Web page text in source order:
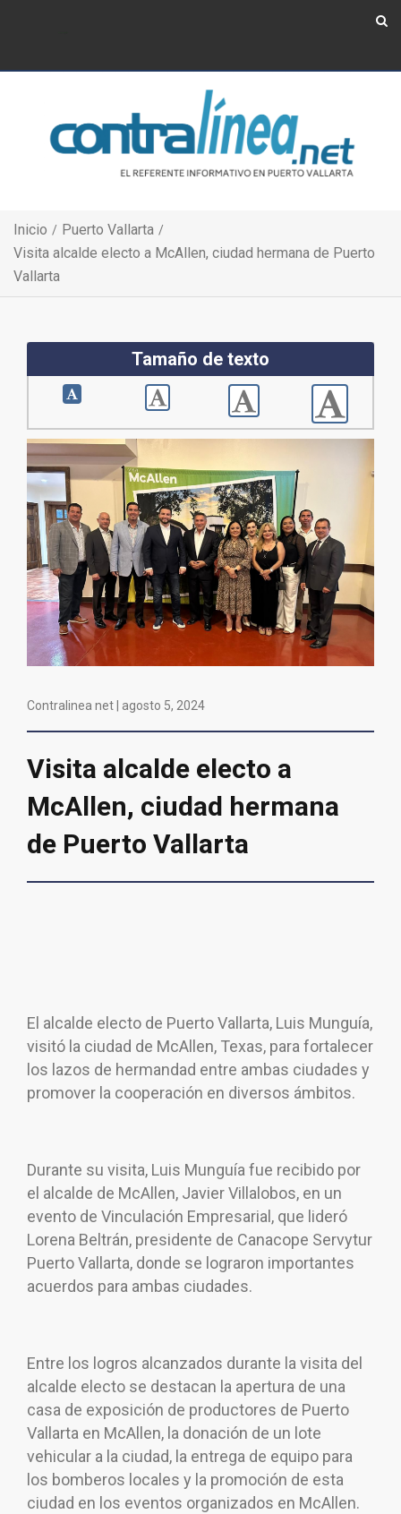
Inicio
Puerto Vallarta
Visita alcalde electo a McAllen, ciudad hermana de Puerto
Vallarta
Tamaño de texto
Contralinea net | agosto 5, 2024
Visita alcalde electo a
McAllen, ciudad hermana
de Puerto Vallarta
El alcalde electo de Puerto Vallarta, Luis Munguía,
visitó la ciudad de McAllen, Texas, para fortalecer
los lazos de hermandad entre ambas ciudades y
promover la cooperación en diversos ámbitos.
Durante su visita, Luis Munguía fue recibido por
el alcalde de McAllen, Javier Villalobos, en un
evento de Vinculación Empresarial, que lideró
Lorena Beltrán, presidente de Canacope Servytur
Puerto Vallarta, donde se lograron importantes
acuerdos para ambas ciudades.
Entre los logros alcanzados durante la visita del
alcalde electo se destacan la apertura de una
casa de exposición de productores de Puerto
Vallarta en McAllen, la donación de un lote
vehicular a la ciudad, la entrega de equipo para
los bomberos locales y la promoción de esta
ciudad en los eventos organizados en McAllen.